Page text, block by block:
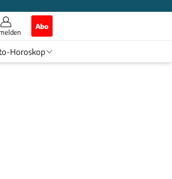
Abo
Horoskop